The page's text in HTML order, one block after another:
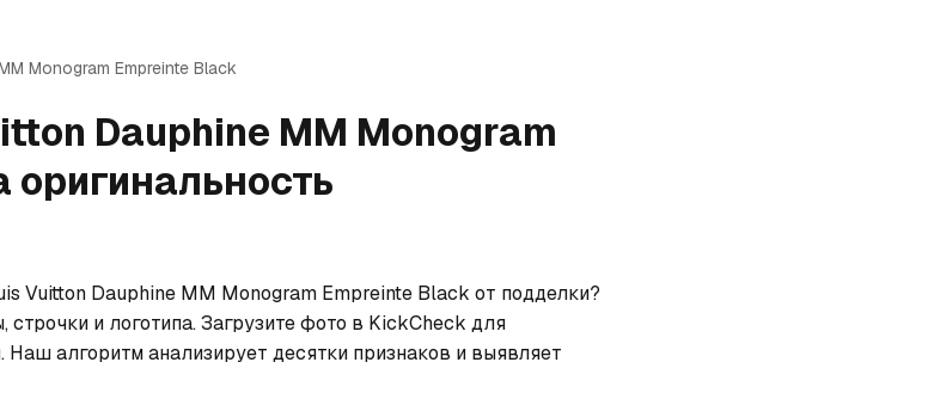
Monogram Empreinte Black
Dauphine MM Monogram
оригинальность
Vuitton Dauphine MM Monogram Empreinte Black от подделки?
и логотипа. Загрузите фото в KickCheck для
алгоритм анализирует десятки признаков и выявляет